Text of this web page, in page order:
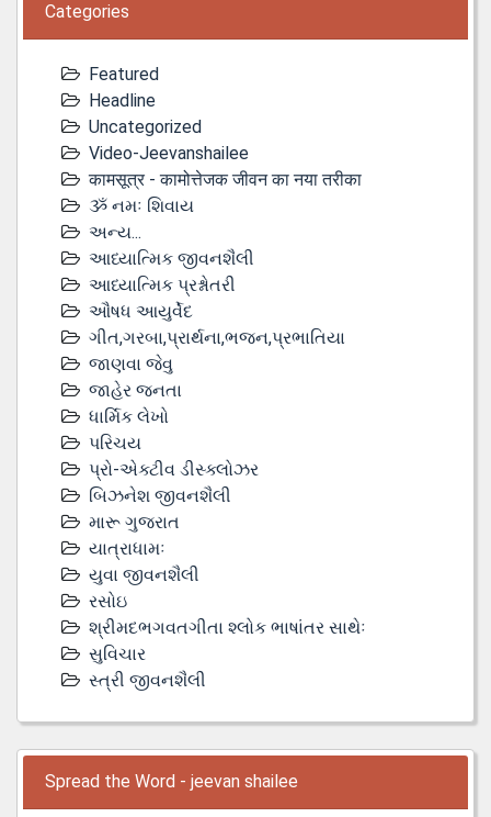
Categories
Featured
Headline
Uncategorized
Video-Jeevanshailee
कामसूत्र - कामोत्तेजक जीवन का नया तरीका
ૐ નમઃ શિવાય
અન્ય...
આધ્યાત્મિક જીવનશૈલી
આધ્યાત્મિક પ્રશ્નોતરી
ઔષધ આયુર્વેદ
ગીત,ગરબા,પ્રાર્થના,ભજન,પ્રભાતિયા
જાણવા જેવુ
જાહેર જનતા
ધાર્મિક લેખો
પરિચય
પ્રો-એક્ટીવ ડીસ્‍ક્લોઝર
બિઝનેશ જીવનશૈલી
મારૂ ગુજરાત
યાત્રાધામઃ
યુવા જીવનશૈલી
રસોઇ
શ્રીમદભગવતગીતા શ્લોક ભાષાંતર સાથેઃ
સુવિચાર
સ્ત્રી જીવનશૈલી
Spread the Word - jeevan shailee